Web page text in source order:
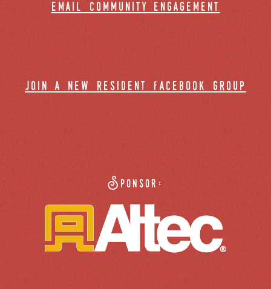
email community engagement
join a new resident facebook group
Sponsor: